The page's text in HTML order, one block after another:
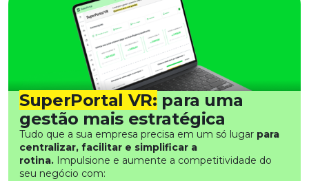
SuperPortal VR: para uma
gestão mais estratégica
Tudo que a sua empresa precisa em um só lugar para
centralizar, facilitar e simplificar a
rotina. Impulsione e aumente a competitividade do
seu negócio com: